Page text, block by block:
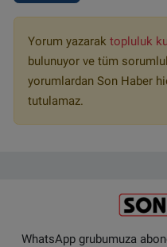
Yorum yazarak topluluk
bulunuyor ve tüm
yorumlardan Son Haber
tutulamaz.
WhatsApp grubumuza